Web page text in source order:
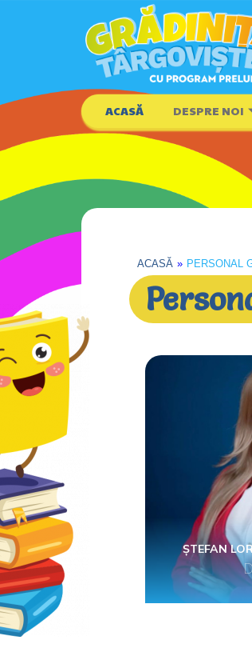
ACASĂ DESPRE NOI
ACASĂ » PERSONAL
ȘTEFAN